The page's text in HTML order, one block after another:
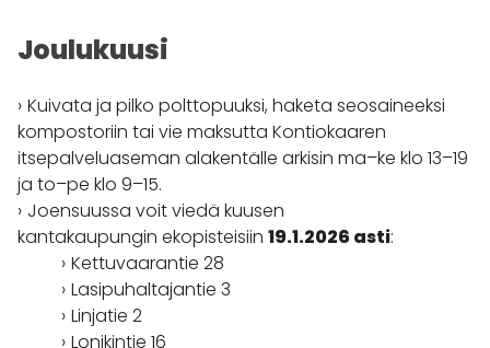
Joulukuusi
Kuivata ja pilko polttopuuksi, haketa seosaineeksi
kompostoriin tai vie maksutta Kontiokaaren
itsepalveluaseman alakentälle arkisin ma–ke klo 13–19
ja to–pe klo 9–15.
Joensuussa voit viedä kuusen
kantakaupungin ekopisteisiin 19.1.2026 asti:
Kettuvaarantie 28
Lasipuhaltajantie 3
Linjatie 2
Lonikintie 16